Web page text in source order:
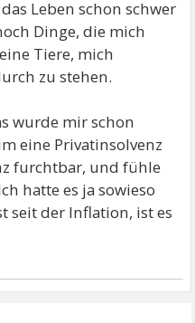
Leben schon schwer
Dinge, die mich
Tiere, mich
zu stehen.
wurde mir schon
eine Privatinsolvenz
furchtbar, und fühle
hatte es ja sowieso
seit der Inflation, ist es